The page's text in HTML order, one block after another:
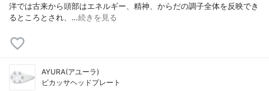
洋では古来から頭部はエネルギー、精神、からだの調子全体を反映でき
るところとされ、…続きを見る
AYURA(アユーラ)
ビカッサヘッドプレート